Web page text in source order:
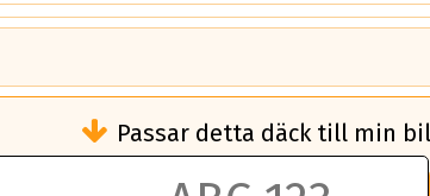
än ett klass G däck.
50 liter bränsle med ett klass A däck gentemot ett
Passar detta däck till min